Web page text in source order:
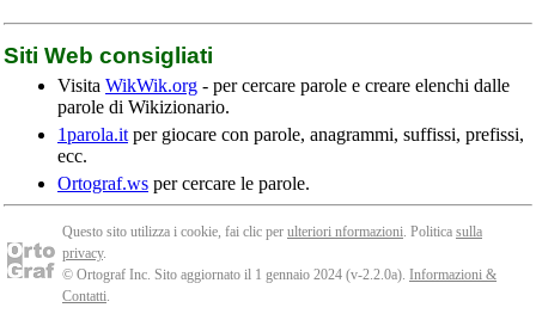
Siti Web consigliati
Visita WikWik.org - per cercare parole e creare elenchi dalle
parole di Wikizionario.
1parola.it per giocare con parole, anagrammi, suffissi, prefissi,
ecc.
Ortograf.ws per cercare le parole.
Questo sito utilizza i cookie, fai clic per ulteriori nformazioni. Politica sulla
privacy.
© Ortograf Inc. Sito aggiornato il 1 gennaio 2024 (v-2.2.0a). Informazioni &
Contatti.